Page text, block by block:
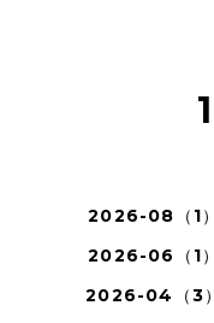
1
2026-08（1）
2026-06（1）
2026-04（3）